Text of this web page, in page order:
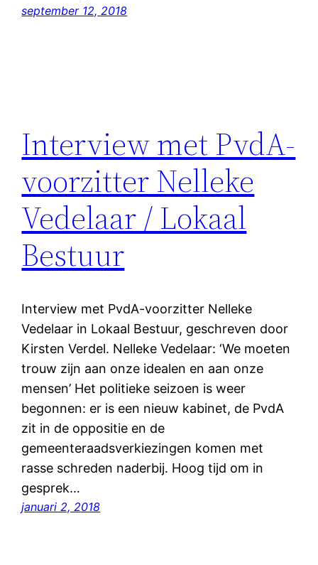
september 12, 2018
Interview met PvdA-
voorzitter Nelleke
Vedelaar / Lokaal
Bestuur
Interview met PvdA-voorzitter Nelleke
Vedelaar in Lokaal Bestuur, geschreven door
Kirsten Verdel. Nelleke Vedelaar: ‘We moeten
trouw zijn aan onze idealen en aan onze
mensen’ Het politieke seizoen is weer
begonnen: er is een nieuw kabinet, de PvdA
zit in de oppositie en de
gemeenteraadsverkiezingen komen met
rasse schreden naderbij. Hoog tijd om in
gesprek…
januari 2, 2018